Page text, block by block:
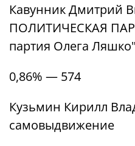
Кавунник Дмитрий
ПОЛИТИЧЕСКАЯ
партия Олега Ляшко"
0,86% — 574
Кузьмин Кирилл
самовыдвижение